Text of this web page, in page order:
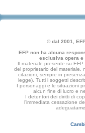
© dal 2001,
EFP non ha alcuna
esclusiva opera e
Il materiale presente su
del proprietario del materiale,
citazioni, sempre in
legge). Tutti i soggetti
I personaggi e le situazioni
alcun fine di lucro e
I detentori dei diritti di
l'immediata cessazione